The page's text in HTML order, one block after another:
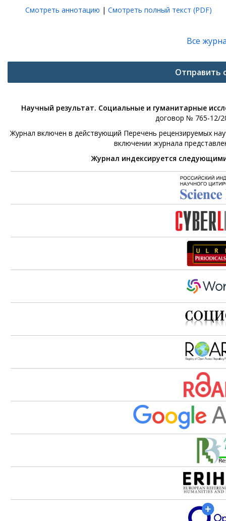
Смотреть аннотацию | Смотреть полный текст (PDF)
Все
Отправить
Научный результат. Социальные и гуманитарные
договор № 765-12/
Журнал включен в действующий Перечень рецензируемых
включении журнала
Журнал индексируется